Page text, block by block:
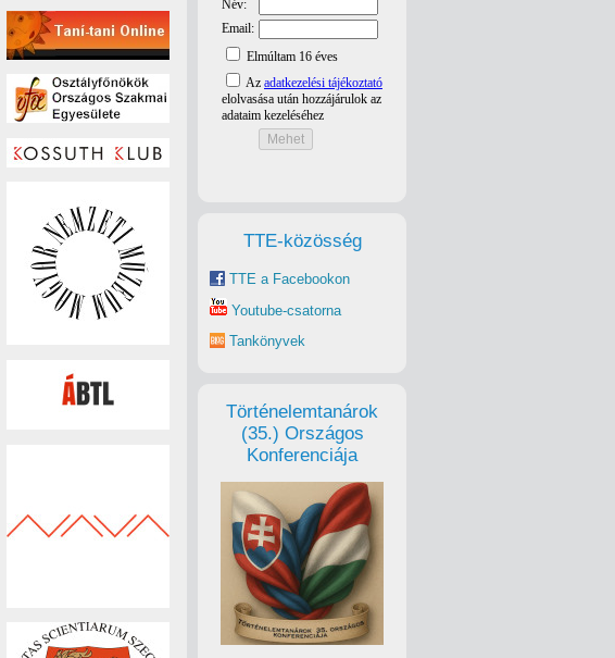
TTE-közösség
TTE a Facebookon
Youtube-csatorna
Tankönyvek
Történelemtanárok
(35.) Országos
Konferenciája